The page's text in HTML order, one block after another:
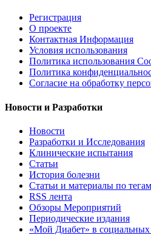
Регистрация
О проекте
Контактная Информация
Условия использования
Политика использования
Политика
Согласие на обработку
Новости и Разработки
Новости
Разработки и Исследования
Клинические испытания
Статьи
История болезни
Статьи и материалы по тегам
RSS лента
Обзоры Мероприятий
Периодические издания
«Мой Диабет» в социальных